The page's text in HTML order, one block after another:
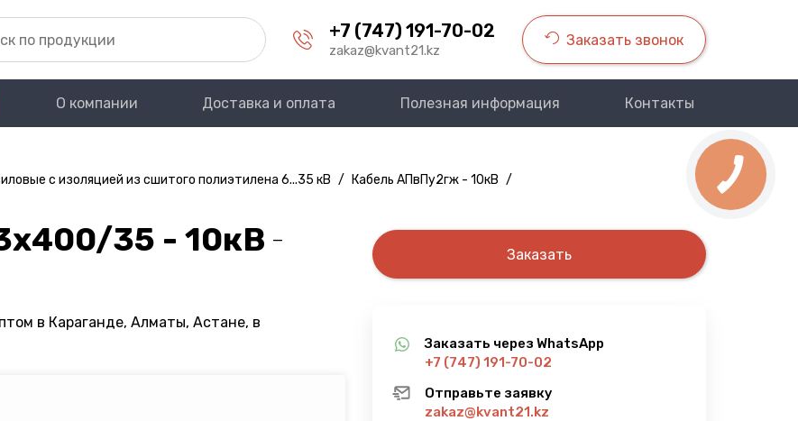
+7 (747) 191-70-02
zakaz@kvant21.kz
Заказать звонок
О компании Доставка и оплата Полезная информация Контакты
с изоляцией из сшитого полиэтилена 6...35 кВ / Кабель АПвПу2гж - 10кВ /
35 - 10кВ —
в Караганде, Алматы, Астане, в
Заказать
Заказать через WhatsApp
+7 (747) 191-70-02
Отправьте заявку
zakaz@kvant21.kz